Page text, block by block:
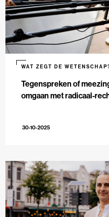
Tegenspreken of
omgaan met radicaal-
WAT ZEGT DE
30-10-2025